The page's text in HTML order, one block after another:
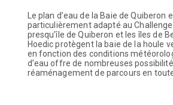
Le plan d’eau de la Baie de Quiberon
particulièrement adapté au Challenge
presqu’île de Quiberon et les îles de
Hoedic protègent la baie de la houle
en fonction des conditions
d’eau offre de nombreuses
réaménagement de parcours en